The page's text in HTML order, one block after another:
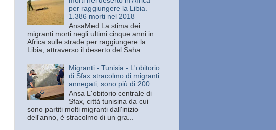
per raggiungere la Libia.
1.386 morti nel 2018
AnsaMed La stima dei
migranti morti negli ultimi cinque anni in
Africa sulle strade per raggiungere la
Libia, attraverso il deserto del Saha...
Migranti - Tunisia - L'obitorio
di Sfax stracolmo di migranti
annegati, sono più di 200
Ansa L'obitorio centrale di
Sfax, città tunisina da cui
sono partiti molti migranti dall'inizio
dell'anno, è stracolmo di un gra...